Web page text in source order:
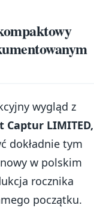
wygląd z
Captur LIMITED,
dokładnie tym
w polskim
rocznika
początku.